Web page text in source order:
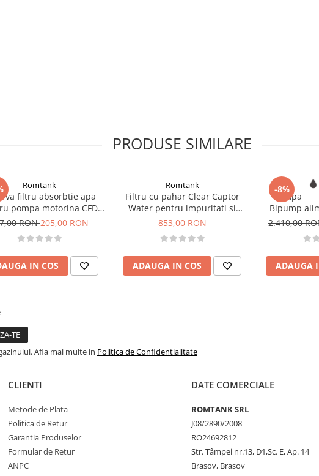
PRODUSE SIMILARE
Romtank
filtru absorbtie apa
pompa motorina CFD
70-30
RON205,00 RON
IN COS
Romtank
Filtru cu pahar Clear Captor
Water pentru impuritati si
absorbtie apa din motorina
853,00 RON
ADAUGA IN COS
-8%
Pompa
Bipump
2.410,00
ADAUGA
Afla mai multe in Politica de Confidentialitate
CLIENTI
Metode de Plata
Politica de Retur
Garantia Produselor
Formular de Retur
ANPC
DATE COMERCIALE
ROMTANK SRL
J08/2890/2008
RO24692812
Str. Tâmpei nr.13, D1,Sc. E, Ap. 14
Brasov, Brasov